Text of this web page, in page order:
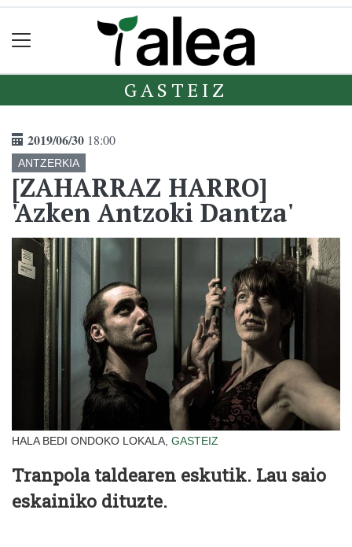
GASTEIZ
2019/06/30 18:00
ANTZERKIA
[ZAHARRAZ HARRO]
'Azken Antzoki Dantza'
HALA BEDI ONDOKO LOKALA, GASTEIZ
Tranpola taldearen eskutik. Lau saio
eskainiko dituzte.